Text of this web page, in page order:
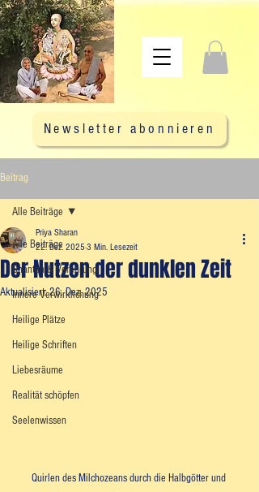
Newsletter abonnieren
Beitrag
Alle Beiträge
Chanten & Verehrung
Innere Verwirklichung
Heilige Plätze
Heilige Schriften
Liebesräume
Realität schöpfen
Seelenwissen
Alle Beiträge
Der Nutzen der dunklen Zeit
Priya Sharan
22. Dez. 2025 3 Min. Lesezeit
Aktualisiert:26. Dez. 2025
Quirlen des Milchozeans durch die Halbgötter und